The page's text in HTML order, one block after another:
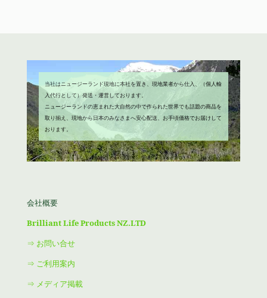
当社はニュージーランド現地に本社を置き、現地業者から仕入、（個人輸
入代行として）発送・運営しております。
ニュージーランドの恵まれた大自然の中で作られた世界でも話題の商品を
取り揃え、現地から日本のみなさまへ安心配送、お手頃価格でお届けして
おります。
会社概要
Brilliant Life Products NZ.LTD
⇒ お問い合せ
⇒ ご利用案内
⇒ メディア掲載